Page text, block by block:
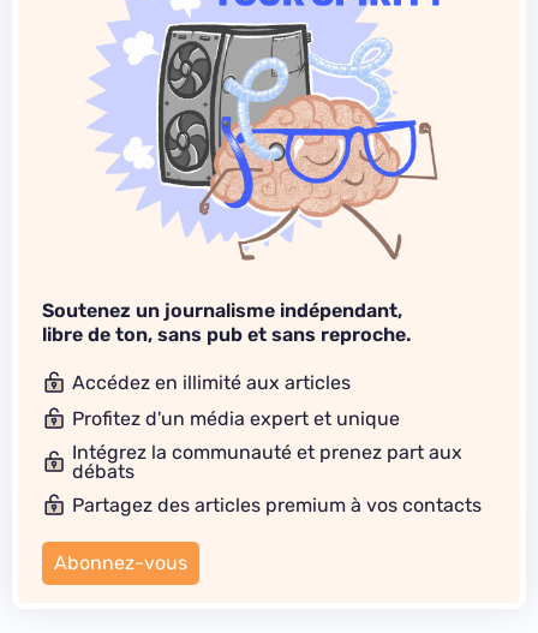
Soutenez un journalisme indépendant,
libre de ton, sans pub et sans reproche.
Accédez en illimité aux articles
Profitez d'un média expert et unique
Intégrez la communauté et prenez part aux
débats
Partagez des articles premium à vos contacts
Abonnez-vous